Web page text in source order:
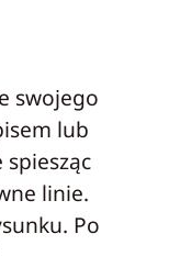
swojego
lub
linie.
Po